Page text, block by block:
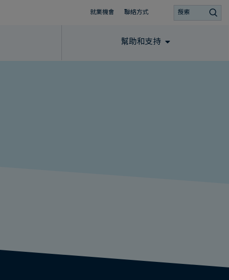
就業機會 聯絡方式
幫助和支持
搜索